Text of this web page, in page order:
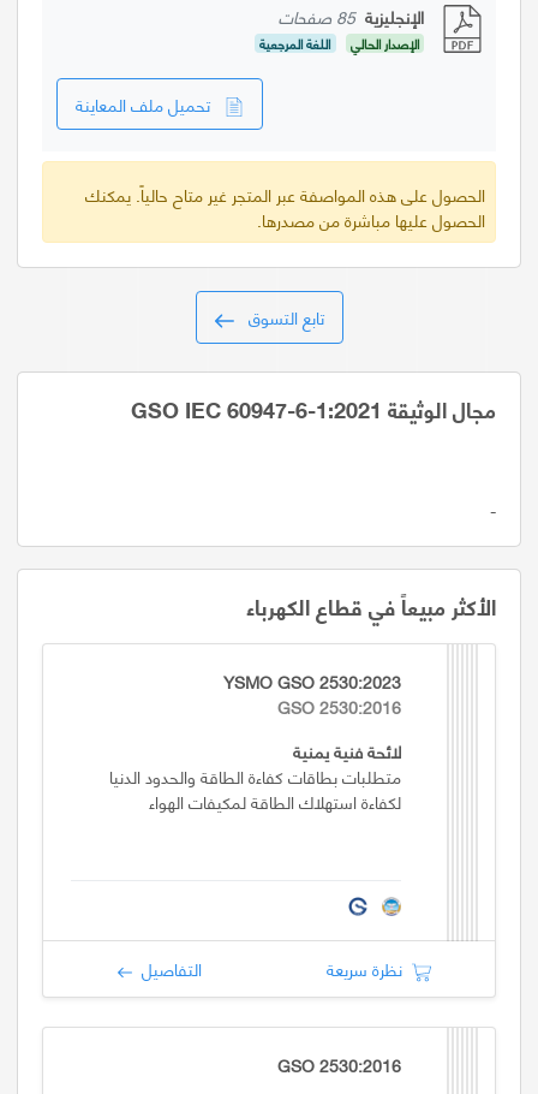
الإنجليزية 85 صفحات
الإصدار الحالي اللغة المرجعية
تحميل ملف المعاينة
الحصول على هذه المواصفة عبر المتجر غير متاح حالياً. يمكنك
الحصول عليها مباشرة من مصدرها.
تابع التسوق
مجال الوثيقة GSO IEC 60947-6-1:2021
-
الأكثر مبيعاً في قطاع الكهرباء
YSMO GSO 2530:2023
GSO 2530:2016
لائحة فنية يمنية
متطلبات بطاقات كفاءة الطاقة والحدود الدنيا
لكفاءة استهلاك الطاقة لمكيفات الهواء
نظرة سريعة التفاصيل
GSO 2530:2016